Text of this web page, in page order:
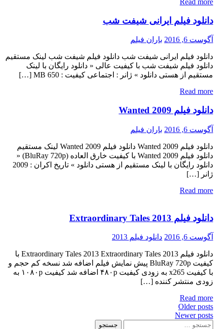
Read more
دانلود فیلم ایرانی شیفت شب
آگوست 6, 2016 باران فیلم
دانلود فیلم ایرانی شیفت شب دانلود فیلم شیفت شب لینک مستقیم
دانلود فیلم شیفت شب با کیفیت عالی « دانلود رایگان با لینک
مستقیم از هستی دانلود » ژانر : اجتماعی کیفیت : 650 MB […]
Read more
دانلود فیلم Wanted 2009
آگوست 6, 2016 باران فیلم
دانلود فیلم Wanted 2009 دانلود فیلم Wanted 2009 لینک مستقیم
دانلود فیلم Wanted 2009 با کیفیت خارق العاده (BluRay 720p) «
دانلود رایگان با لینک مستقیم از هستی دانلود » تاریخ اکران : 2009
ژانر […]
Read more
دانلود فیلم Extraordinary Tales 2013
آگوست 6, 2016 دانلود فیلم 2013
دانلود فیلم Extraordinary Tales 2013 Extraordinary Tales 2013 با
کیفیت BluRay 720p پیش نمایش فیلم اضافه شد نسخه کم حجم و
با کیفیت x265 به زودی کیفیت ۴۸۰p اضافه شد کیفیت ۱۰۸۰p به
زودی منتشر کننده […]
Read more
Posts
navigation
Older posts
Newer posts
جستجو